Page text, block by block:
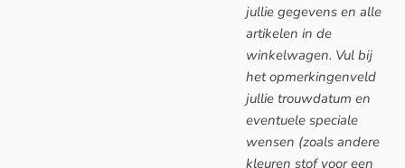
jullie gegevens en alle
artikelen in de
winkelwagen. Vul bij
het opmerkingenveld
jullie trouwdatum en
eventuele speciale
wensen (zoals andere
kleuren stof voor een